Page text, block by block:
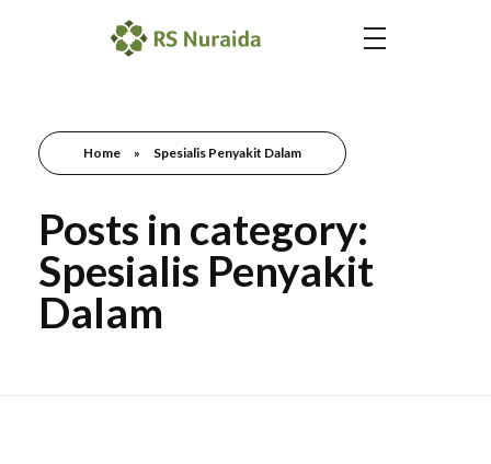
Home » Spesialis Penyakit Dalam
Posts in category:
Spesialis Penyakit
Dalam